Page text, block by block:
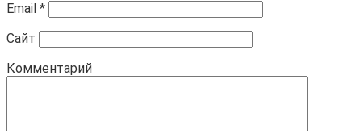
Email *
Сайт
Комментарий